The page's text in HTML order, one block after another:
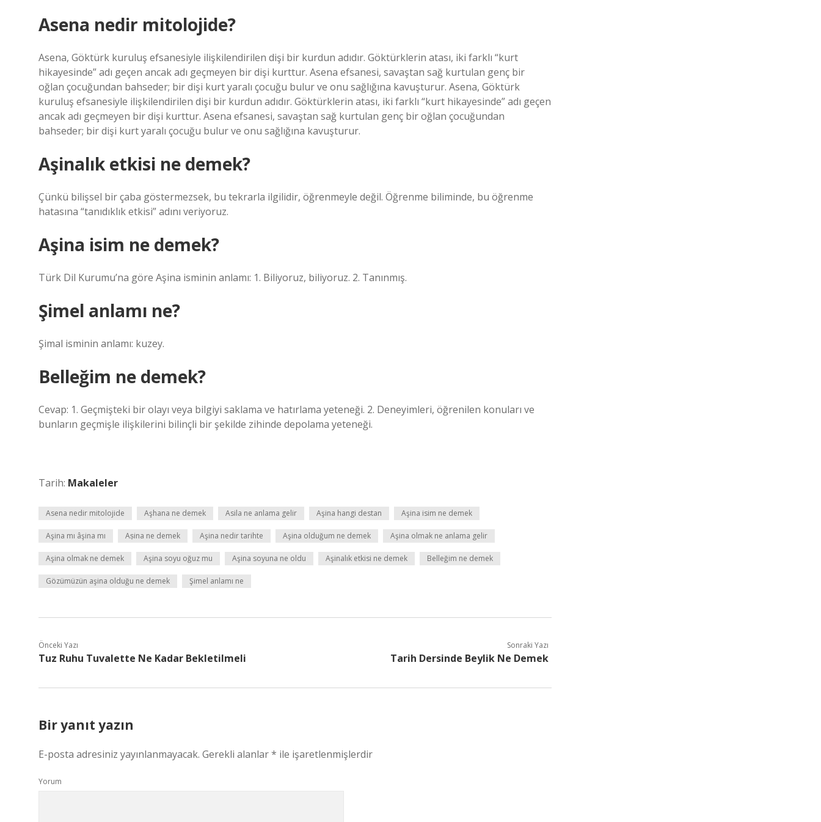
Asena nedir mitolojide?
Asena, Göktürk kuruluş efsanesiyle ilişkilendirilen dişi bir kurdun adıdır. Göktürklerin atası, iki farklı “kurt
hikayesinde” adı geçen ancak adı geçmeyen bir dişi kurttur. Asena efsanesi, savaştan sağ kurtulan genç bir
oğlan çocuğundan bahseder; bir dişi kurt yaralı çocuğu bulur ve onu sağlığına kavuşturur. Asena, Göktürk
kuruluş efsanesiyle ilişkilendirilen dişi bir kurdun adıdır. Göktürklerin atası, iki farklı “kurt hikayesinde” adı geçen
ancak adı geçmeyen bir dişi kurttur. Asena efsanesi, savaştan sağ kurtulan genç bir oğlan çocuğundan
bahseder; bir dişi kurt yaralı çocuğu bulur ve onu sağlığına kavuşturur.
Aşinalık etkisi ne demek?
Çünkü bilişsel bir çaba göstermezsek, bu tekrarla ilgilidir, öğrenmeyle değil. Öğrenme biliminde, bu öğrenme
hatasına “tanıdıklık etkisi” adını veriyoruz.
Aşina isim ne demek?
Türk Dil Kurumu’na göre Aşina isminin anlamı: 1. Biliyoruz, biliyoruz. 2. Tanınmış.
Şimel anlamı ne?
Şimal isminin anlamı: kuzey.
Belleğim ne demek?
Cevap: 1. Geçmişteki bir olayı veya bilgiyi saklama ve hatırlama yeteneği. 2. Deneyimleri, öğrenilen konuları ve
bunların geçmişle ilişkilerini bilinçli bir şekilde zihinde depolama yeteneği.
Tarih: Makaleler
Asena nedir mitolojide Aşhana ne demek Asila ne anlama gelir Aşina hangi destan Aşina isim ne demek
Aşina mı âşina mı Aṣina ne demek Aşina nedir tarihte Aşina olduğum ne demek Aşina olmak ne anlama gelir
Aşina olmak ne demek Aşina soyu oğuz mu Aşina soyuna ne oldu Aşinalık etkisi ne demek Belleğim ne demek
Gözümüzün aşina olduğu ne demek Şimel anlamı ne
Önceki Yazı
Tuz Ruhu Tuvalette Ne Kadar Bekletilmeli
Sonraki Yazı
Tarih Dersinde Beylik Ne Demek
Bir yanıt yazın
E-posta adresiniz yayınlanmayacak. Gerekli alanlar* ile işaretlenmişlerdir
Yorum